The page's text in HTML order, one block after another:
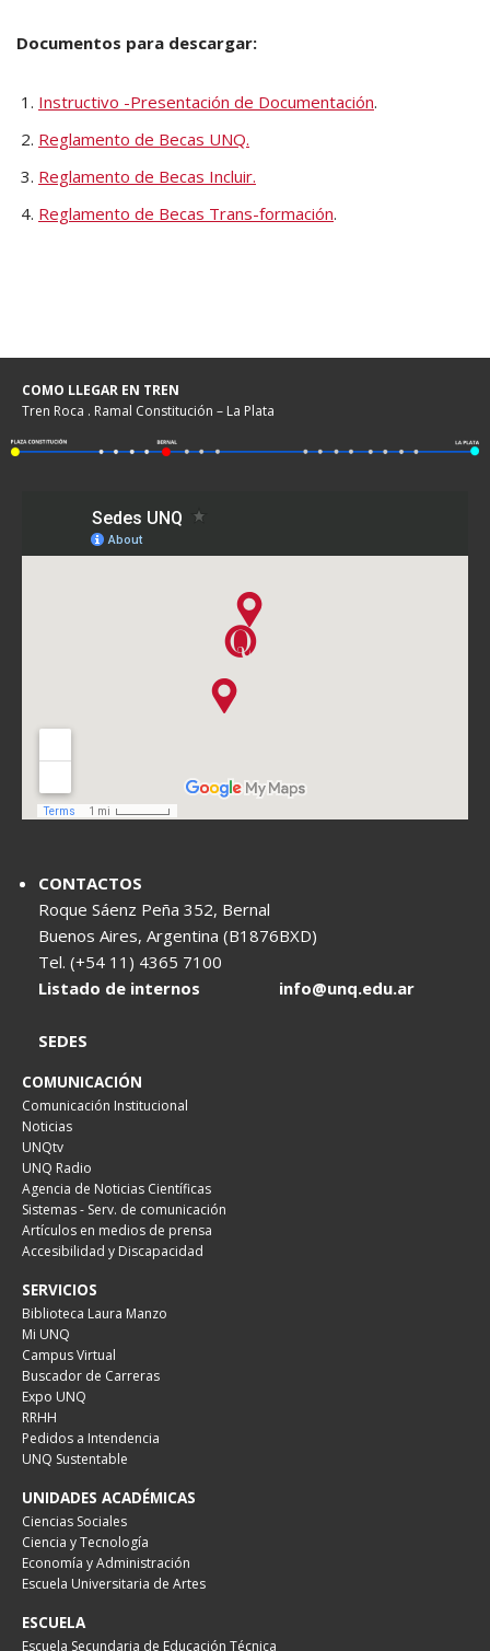
Documentos para descargar:
Instructivo -Presentación de Documentación.
Reglamento de Becas UNQ.
Reglamento de Becas Incluir.
Reglamento de Becas Trans-formación.
COMO LLEGAR EN TREN
Tren Roca . Ramal Constitución – La Plata
CONTACTOS
Roque Sáenz Peña 352, Bernal
Buenos Aires, Argentina (B1876BXD)
Tel. (+54 11) 4365 7100
Listado de internos
info@unq.edu.ar
SEDES
COMUNICACIÓN
Comunicación Institucional
Noticias
UNQtv
UNQ Radio
Agencia de Noticias Científicas
Sistemas - Serv. de comunicación
Artículos en medios de prensa
Accesibilidad y Discapacidad
SERVICIOS
Biblioteca Laura Manzo
Mi UNQ
Campus Virtual
Buscador de Carreras
Expo UNQ
RRHH
Pedidos a Intendencia
UNQ Sustentable
UNIDADES ACADÉMICAS
Ciencias Sociales
Ciencia y Tecnología
Economía y Administración
Escuela Universitaria de Artes
ESCUELA
Escuela Secundaria de Educación Técnica